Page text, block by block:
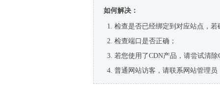
如何解决：
检查是否已经绑定到对应站点，
检查端口是否正确；
若您使用了CDN产品，请尝试清除
普通网站访客，请联系网站管理员